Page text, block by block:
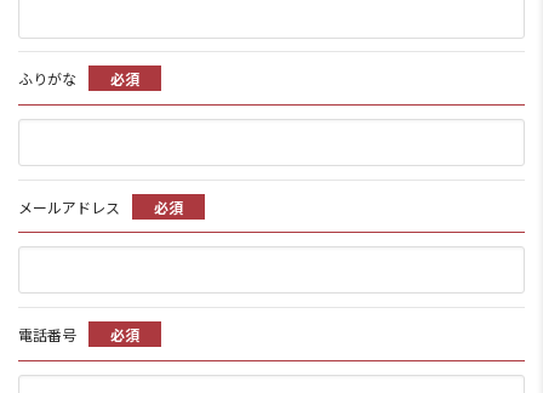
ふりがな 必須
メールアドレス 必須
電話番号 必須